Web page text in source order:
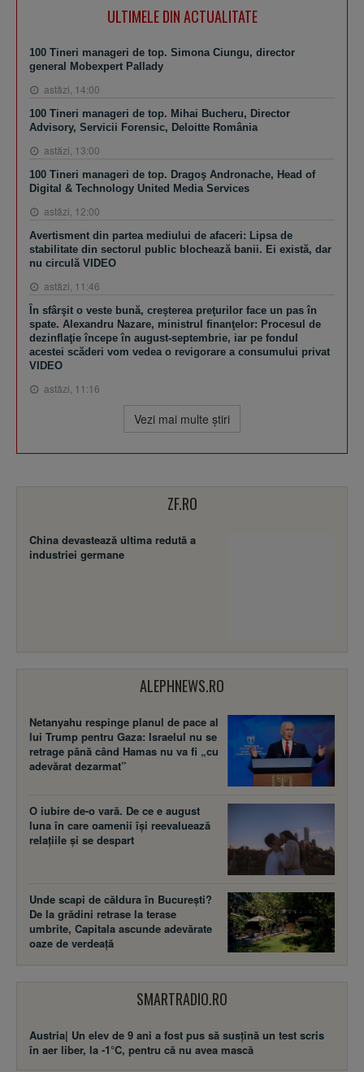
ULTIMELE DIN ACTUALITATE
100 Tineri manageri de top. Simona Ciungu, director
general Mobexpert Pallady
astăzi, 14:00
100 Tineri manageri de top. Mihai Bucheru, Director
Advisory, Servicii Forensic, Deloitte România
astăzi, 13:00
100 Tineri manageri de top. Dragoş Andronache, Head of
Digital & Technology United Media Services
astăzi, 12:00
Avertisment din partea mediului de afaceri: Lipsa de
stabilitate din sectorul public blochează banii. Ei există, dar
nu circulă VIDEO
astăzi, 11:46
În sfârşit o veste bună, creşterea preţurilor face un pas în
spate. Alexandru Nazare, ministrul finanţelor: Procesul de
dezinflaţie începe în august-septembrie, iar pe fondul
acestei scăderi vom vedea o revigorare a consumului privat
VIDEO
astăzi, 11:16
Vezi mai multe ştiri
ZF.RO
China devastează ultima redută a
industriei germane
ALEPHNEWS.RO
Netanyahu respinge planul de pace al
lui Trump pentru Gaza: Israelul nu se
retrage până când Hamas nu va fi „cu
adevărat dezarmat”
O iubire de-o vară. De ce e august
luna în care oamenii își reevaluează
relațiile și se despart
Unde scapi de căldura în București?
De la grădini retrase la terase
umbrite, Capitala ascunde adevărate
oaze de verdeață
SMARTRADIO.RO
Austria| Un elev de 9 ani a fost pus să susţină un test scris
în aer liber, la -1°C, pentru că nu avea mască